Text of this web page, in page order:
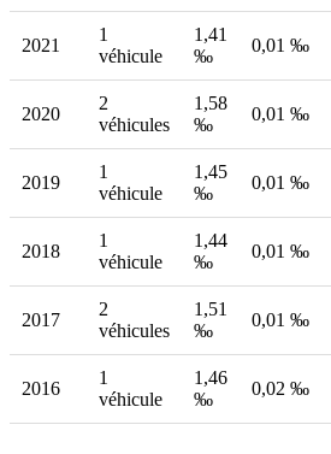
2021
1
véhicule
1,41
‰
0,01 ‰
2020
2
véhicules
1,58
‰
0,01 ‰
2019
1
véhicule
1,45
‰
0,01 ‰
2018
1
véhicule
1,44
‰
0,01 ‰
2017
2
véhicules
1,51
‰
0,01 ‰
2016
1
véhicule
1,46
‰
0,02 ‰